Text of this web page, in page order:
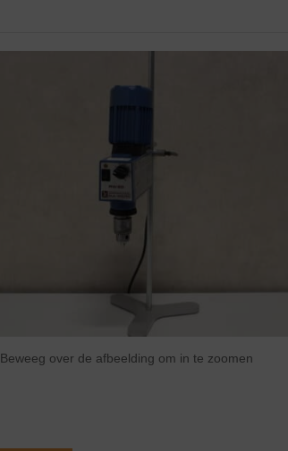
Beweeg over de afbeelding om in te zoomen